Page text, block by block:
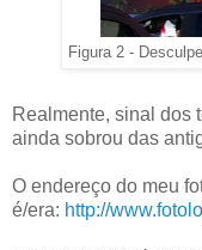
Figura 2 -
Realmente, sinal dos
ainda sobrou das
O endereço do meu
é/era: http://